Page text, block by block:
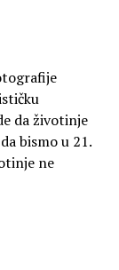
da životinje
bismo u 21.
ne